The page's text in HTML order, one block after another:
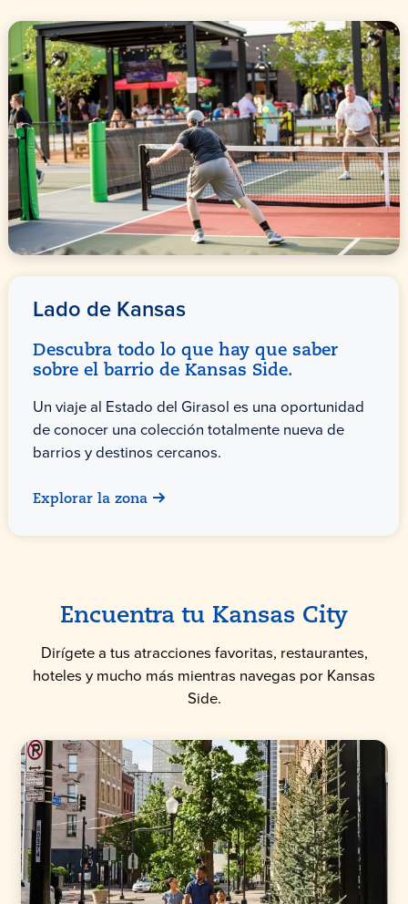
Lado de Kansas
Descubra todo lo que hay que saber
sobre el barrio de Kansas Side.
Un viaje al Estado del Girasol es una oportunidad
de conocer una colección totalmente nueva de
barrios y destinos cercanos.
Explorar la zona
Encuentra tu Kansas City
Dirígete a tus atracciones favoritas, restaurantes,
hoteles y mucho más mientras navegas por Kansas
Side.